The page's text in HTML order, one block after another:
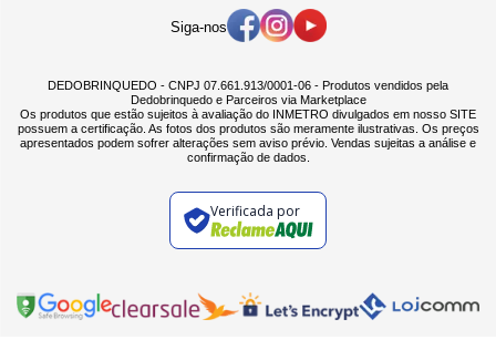
Siga-nos
DEDOBRINQUEDO - CNPJ 07.661.913/0001-06 - Produtos vendidos pela
Dedobrinquedo e Parceiros via Marketplace
Os produtos que estão sujeitos à avaliação do INMETRO divulgados em nosso SITE
possuem a certificação. As fotos dos produtos são meramente ilustrativas. Os preços
apresentados podem sofrer alterações sem aviso prévio. Vendas sujeitas a análise e
confirmação de dados.
Verificada por